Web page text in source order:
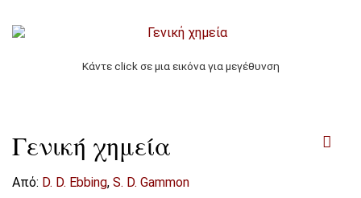
Κάντε click σε μια εικόνα για μεγέθυνση
Γενική χημεία
Από: D. D. Ebbing, S. D. Gammon